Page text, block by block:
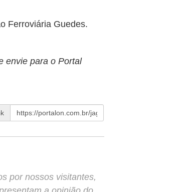
Ferroviária Guedes.
envie para o Portal
por nossos visitantes,